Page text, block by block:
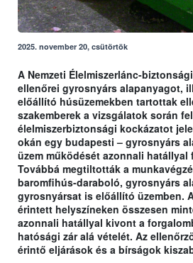
2025. november 20, csütörtök
A Nemzeti Élelmiszerlánc-
ellenőrei gyrosnyárs alapanyagot,
előállító húsüzemekben tartottak
szakemberek a vizsgálatok során
élelmiszerbiztonsági kockázatot
okán egy budapesti – gyrosnyárs
üzem működését azonnali hatállyal
Továbbá megtiltották a
baromfihús-daraboló, gyrosnyárs
gyrosnyársat is előállító üzemben.
érintett helyszíneken összesen
azonnali hatállyal kivont a
hatósági zár alá vételét. Az
érintő eljárások és a bírságok